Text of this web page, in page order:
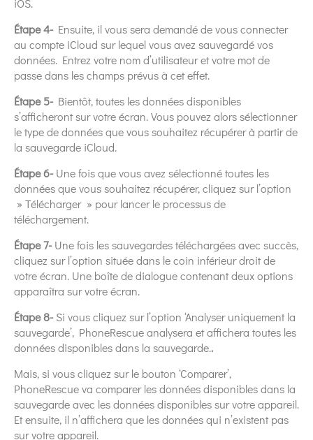
Étape 4-Ensuite, il vous sera demandé de vous connecter
au compte iCloud sur lequel vous avez sauvegardé vos
données. Entrez votre nom d’utilisateur et votre mot de
passe dans les champs prévus à cet effet.
Étape 5-Bientôt, toutes les données disponibles
s’afficheront sur votre écran. Vous pouvez alors sélectionner
le type de données que vous souhaitez récupérer à partir de
la sauvegarde iCloud.
Étape 6-Une fois que vous avez sélectionné toutes les
données que vous souhaitez récupérer, cliquez sur l’option
» Télécharger » pour lancer le processus de
téléchargement.
Étape 7-Une fois les sauvegardes téléchargées avec succès,
cliquez sur l’option située dans le coin inférieur droit de
votre écran. Une boîte de dialogue contenant deux options
apparaîtra sur votre écran.
Étape 8-Si vous cliquez sur l’option ‘Analyser uniquement la
sauvegarde’, PhoneRescue analysera et affichera toutes les
données disponibles dans la sauvegarde..
Mais, si vous cliquez sur le bouton ‘Comparer’,
PhoneRescue va comparer les données disponibles dans la
sauvegarde avec les données disponibles sur votre appareil.
Et ensuite, il n’affichera que les données qui n’existent pas
sur votre appareil.